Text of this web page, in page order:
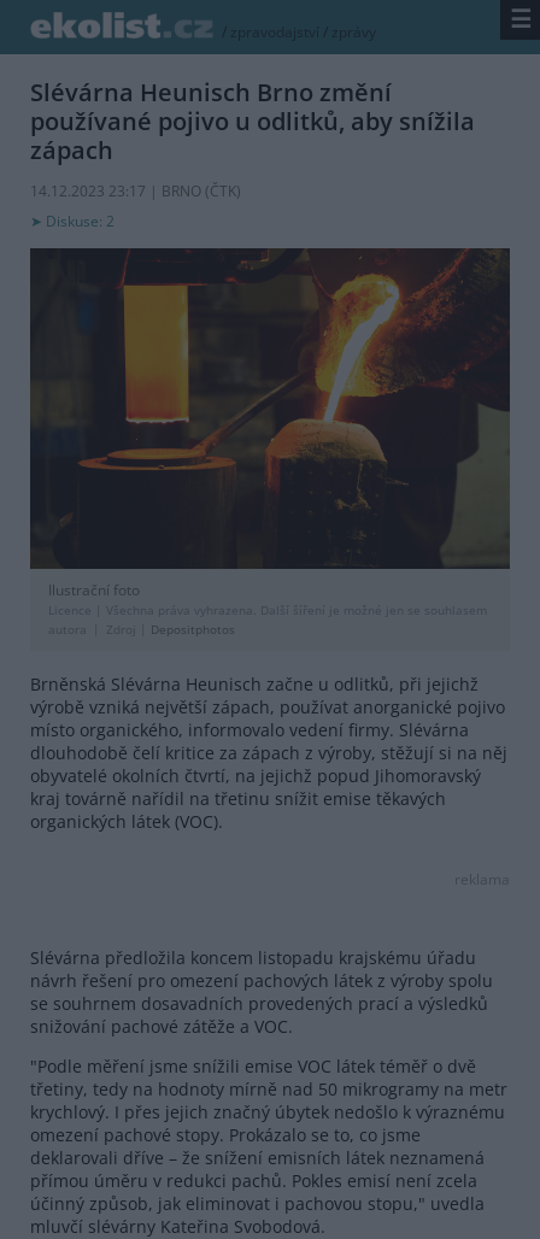
/ zpravodajství / zprávy ☰
Slévárna Heunisch Brno změní
používané pojivo u odlitků, aby snížila
zápach
14.12.2023 23:17 | BRNO (ČTK)
Diskuse: 2
Ilustrační foto
Licence |
Všechna práva vyhrazena. Další šíření je možné jen se souhlasem
autora
Zdroj | Depositphotos
Brněnská Slévárna Heunisch začne u odlitků, při jejichž
výrobě vzniká největší zápach, používat anorganické pojivo
místo organického, informovalo vedení firmy. Slévárna
dlouhodobě čelí kritice za zápach z výroby, stěžují si na něj
obyvatelé okolních čtvrtí, na jejichž popud Jihomoravský
kraj továrně nařídil na třetinu snížit emise těkavých
organických látek (VOC).
reklama
Slévárna předložila koncem listopadu krajskému úřadu
návrh řešení pro omezení pachových látek z výroby spolu
se souhrnem dosavadních provedených prací a výsledků
snižování pachové zátěže a VOC.
"Podle měření jsme snížili emise VOC látek téměř o dvě
třetiny, tedy na hodnoty mírně nad 50 mikrogramy na metr
krychlový. I přes jejich značný úbytek nedošlo k výraznému
omezení pachové stopy. Prokázalo se to, co jsme
deklarovali dříve – že snížení emisních látek neznamená
přímou úměru v redukci pachů. Pokles emisí není zcela
účinný způsob, jak eliminovat i pachovou stopu," uvedla
mluvčí slévárny Kateřina Svobodová.